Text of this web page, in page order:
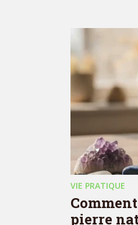
VIE PRATIQUE
pierre